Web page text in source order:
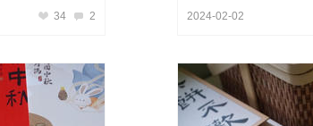
34 2 2024-02-02